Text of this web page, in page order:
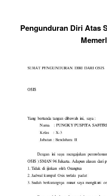
Pengunduran Diri Atas